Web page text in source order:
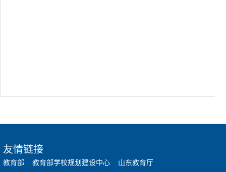
友情链接
教育部 教育部学校规划建设中心 山东教育厅